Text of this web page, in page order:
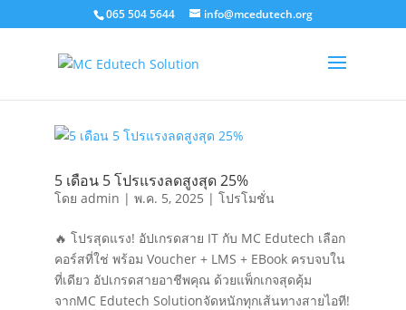
065 504 5644 info@mcedutech.org
5 เดือน 5 โปรแรงลดสูงสุด 25%
โดย admin | พ.ค. 5, 2025 | โปรโมชั่น
🔥 โปรสุดแรง! อัปเกรดสาย IT กับ MC Edutech เลือก
คอร์สที่ใช่ พร้อม Voucher + LMS + EBook ครบจบใน
ที่เดียว อัปเกรดสายอาชีพคุณ ด้วยแพ็กเกจสุดคุ้ม
จากMC Edutech Solutionจัดหนักทุกเส้นทางสายไอที!